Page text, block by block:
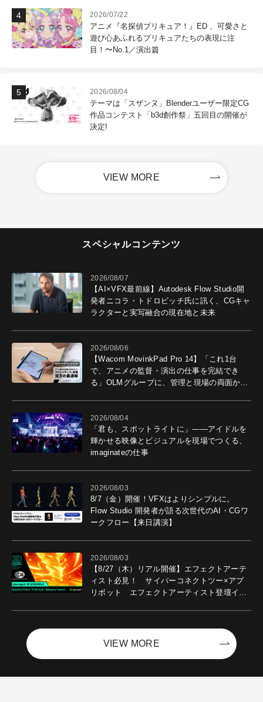
2026/07/22
アニメ『名探偵プリキュア！』ED 、可愛さと
遊び心あふれるプリキュアたちの表現に注
目！〜No.1／演出篇
2026/08/04
テーマは「スザンヌ」Blenderユーザー限定CG
作品コンテスト「b3d創作祭」五回目の開催が
決定!
VIEW MORE
スペシャルコンテンツ
2026/08/07
【AI×VFX最前線】Autodesk Flow Studio開
発者ニコラ・トドロビッチ氏に訊く、CGキャ
ラクターと実写融合の現在地と未来
2026/08/06
【Wacom MovinkPad Pro 14】「これ1台
で、アニメの監督・演出の仕事を完結でき
る」OLMグループに、管理と現場の両面から
2026/08/04
「君も、スポットライトに」――アイドルを
輝かせる映像とビジュアルを現場でつくる、
imaginateの仕事
2026/08/03
8/7（金）開催！VFXはよりシンプルに。
Flow Studio 開発者が語る次世代のAI・CGワ
ークフロー【来日講演】
2026/08/03
【8/27（木）リアル開催】エフェクトアーテ
ィスト必見！ サイバーコネクトツー×アプ
リボット エフェクトアーティスト登壇イベ
VIEW MORE